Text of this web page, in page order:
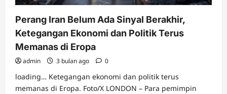
Perang Iran Belum Ada Sinyal Berakhir,
Ketegangan Ekonomi dan Politik Terus
Memanas di Eropa
admin 3 bulan ago 0
loading… Ketegangan ekonomi dan politik terus
memanas di Eropa. Foto/X LONDON – Para pemimpin